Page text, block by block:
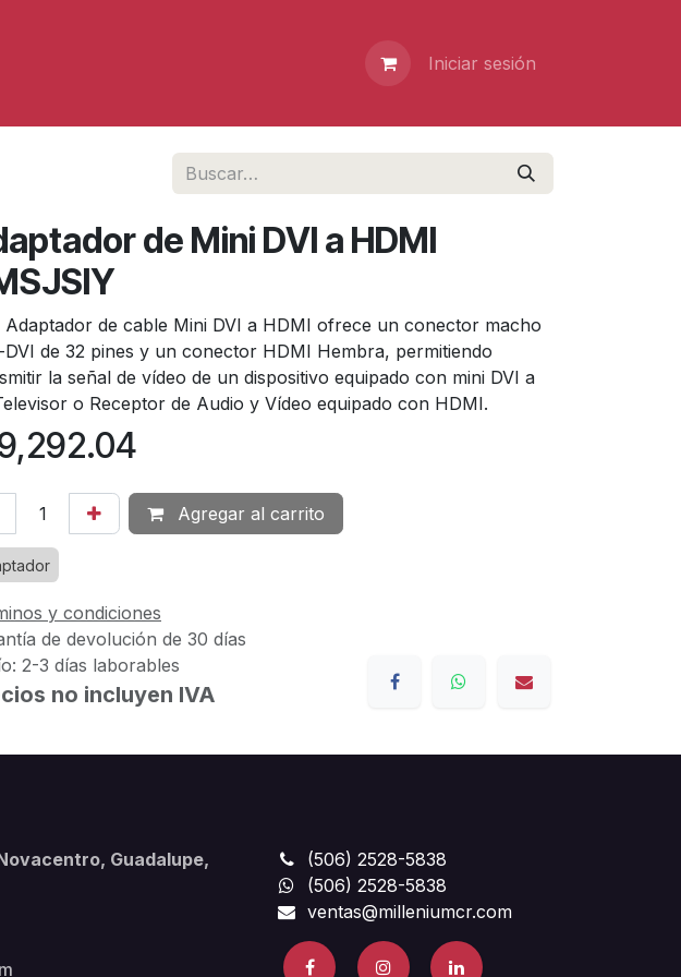
Iniciar sesión
de Mini DVI a HDMI
Adaptador de cable Mini DVI a HDMI ofrece un conector macho
DVI de 32 pines y un conector HDMI Hembra, permitiendo
la señal de vídeo de un dispositivo equipado con mini DVI a
o Receptor de Audio y Vídeo equipado con HDMI.
Agregar al carrito
y condiciones
de devolución de 30 días
2-3 días laborables
no incluyen IVA
Guadalupe,
(506) 2528-5838
(506) 2528-5838
ventas@milleniumcr.com